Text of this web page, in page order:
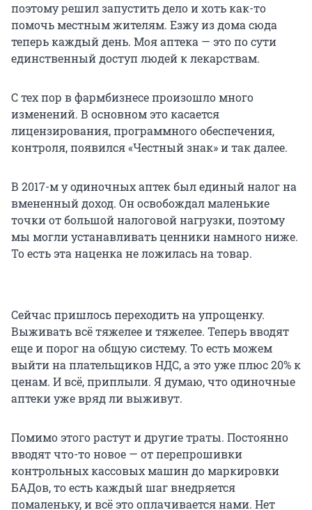
поэтому решил запустить дело и хоть как-то
помочь местным жителям. Езжу из дома сюда
теперь каждый день. Моя аптека — это по сути
единственный доступ людей к лекарствам.
С тех пор в фармбизнесе произошло много
изменений. В основном это касается
лицензирования, программного обеспечения,
контроля, появился «Честный знак» и так далее.
В 2017-м у одиночных аптек был единый налог на
вмененный доход. Он освобождал маленькие
точки от большой налоговой нагрузки, поэтому
мы могли устанавливать ценники намного ниже.
То есть эта наценка не ложилась на товар.
Сейчас пришлось переходить на упрощенку.
Выживать всё тяжелее и тяжелее. Теперь вводят
еще и порог на общую систему. То есть можем
выйти на плательщиков НДС, а это уже плюс 20% к
ценам. И всё, приплыли. Я думаю, что одиночные
аптеки уже вряд ли выживут.
Помимо этого растут и другие траты. Постоянно
вводят что-то новое — от перепрошивки
контрольных кассовых машин до маркировки
БАДов, то есть каждый шаг внедряется
помаленьку, и всё это оплачивается нами. Нет